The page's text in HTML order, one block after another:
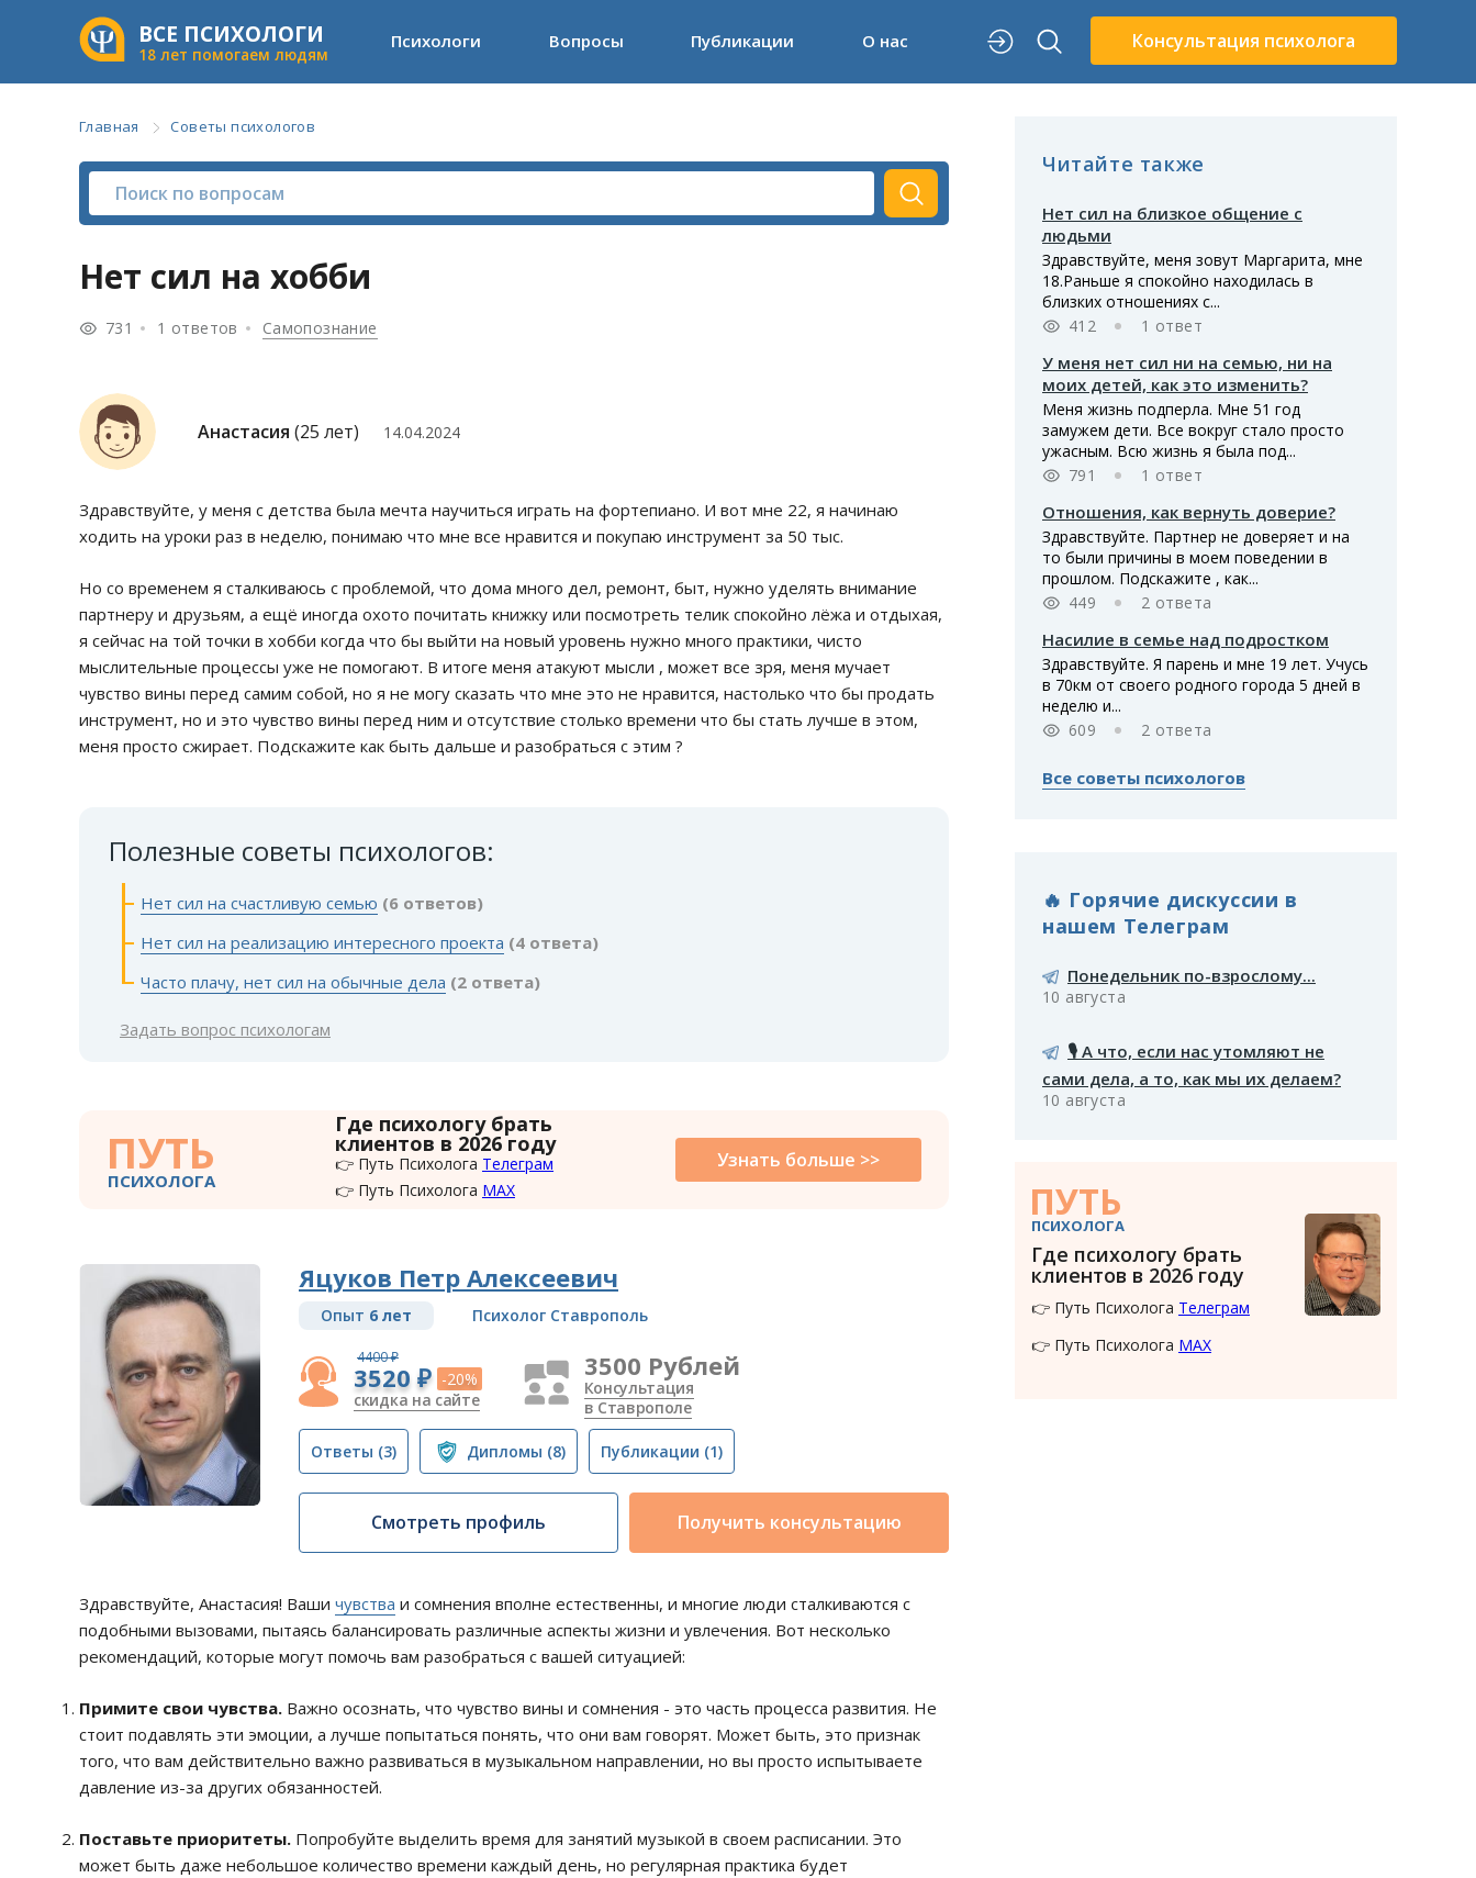
ВСЕ ПСИХОЛОГИ
18 лет помогаем людям
Психологи Вопросы Публикации О нас Консультация психолога
Главная Советы психологов
Нет сил на хобби
731 1 ответов Самопознание
Анастасия (25 лет) 14.04.2024
Здравствуйте, у меня с детства была мечта научиться играть на фортепиано. И вот мне 22, я начинаю
ходить на уроки раз в неделю, понимаю что мне все нравится и покупаю инструмент за 50 тыс.
Но со временем я сталкиваюсь с проблемой, что дома много дел, ремонт, быт, нужно уделять внимание
партнеру и друзьям, а ещё иногда охото почитать книжку или посмотреть телик спокойно лёжа и отдыхая,
я сейчас на той точки в хобби когда что бы выйти на новый уровень нужно много практики, чисто
мыслительные процессы уже не помогают. В итоге меня атакуют мысли , может все зря, меня мучает
чувство вины перед самим собой, но я не могу сказать что мне это не нравится, настолько что бы продать
инструмент, но и это чувство вины перед ним и отсутствие столько времени что бы стать лучше в этом,
меня просто сжирает. Подскажите как быть дальше и разобраться с этим ?
Полезные советы психологов:
Нет сил на счастливую семью (6 ответов)
Нет сил на реализацию интересного проекта (4 ответа)
Часто плачу, нет сил на обычные дела (2 ответа)
Задать вопрос психологам
ПУТЬ
ПСИХОЛОГА
Где психологу брать
клиентов в 2026 году
👉 Путь Психолога Телеграм
👉 Путь Психолога MAX
Узнать больше >>
Яцуков Петр Алексеевич
Опыт 6 лет Психолог Ставрополь
4400 ₽
3520 ₽ -20%
скидка на сайте
3500 Рублей
Консультация
в Ставрополе
Ответы (3) Дипломы (8) Публикации (1)
Смотреть профиль Получить консультацию
Здравствуйте, Анастасия! Ваши чувства и сомнения вполне естественны, и многие люди сталкиваются с
подобными вызовами, пытаясь балансировать различные аспекты жизни и увлечения. Вот несколько
рекомендаций, которые могут помочь вам разобраться с вашей ситуацией:
Примите свои чувства. Важно осознать, что чувство вины и сомнения - это часть процесса развития. Не
стоит подавлять эти эмоции, а лучше попытаться понять, что они вам говорят. Может быть, это признак
того, что вам действительно важно развиваться в музыкальном направлении, но вы просто испытываете
давление из-за других обязанностей.
Поставьте приоритеты. Попробуйте выделить время для занятий музыкой в своем расписании. Это
может быть даже небольшое количество времени каждый день, но регулярная практика будет
Читайте также
Нет сил на близкое общение с
людьми
Здравствуйте, меня зовут Маргарита, мне
18.Раньше я спокойно находилась в
близких отношениях с...
412
1 ответ
У меня нет сил ни на семью, ни на
моих детей, как это изменить?
Меня жизнь подперла. Мне 51 год
замужем дети. Все вокруг стало просто
ужасным. Всю жизнь я была под...
791
1 ответ
Отношения, как вернуть доверие?
Здравствуйте. Партнер не доверяет и на
то были причины в моем поведении в
прошлом. Подскажите , как...
449
2 ответа
Насилие в семье над подростком
Здравствуйте. Я парень и мне 19 лет. Учусь
в 70км от своего родного города 5 дней в
неделю и...
609
2 ответа
Все советы психологов
🔥 Горячие дискуссии в
нашем Телеграм
Понедельник по-взрослому...
10 августа
🎙️ А что, если нас утомляют не
сами дела, а то, как мы их делаем?
10 августа
ПУТЬ
ПСИХОЛОГА
Где психологу брать
клиентов в 2026 году
👉 Путь Психолога Телеграм
👉 Путь Психолога MAX